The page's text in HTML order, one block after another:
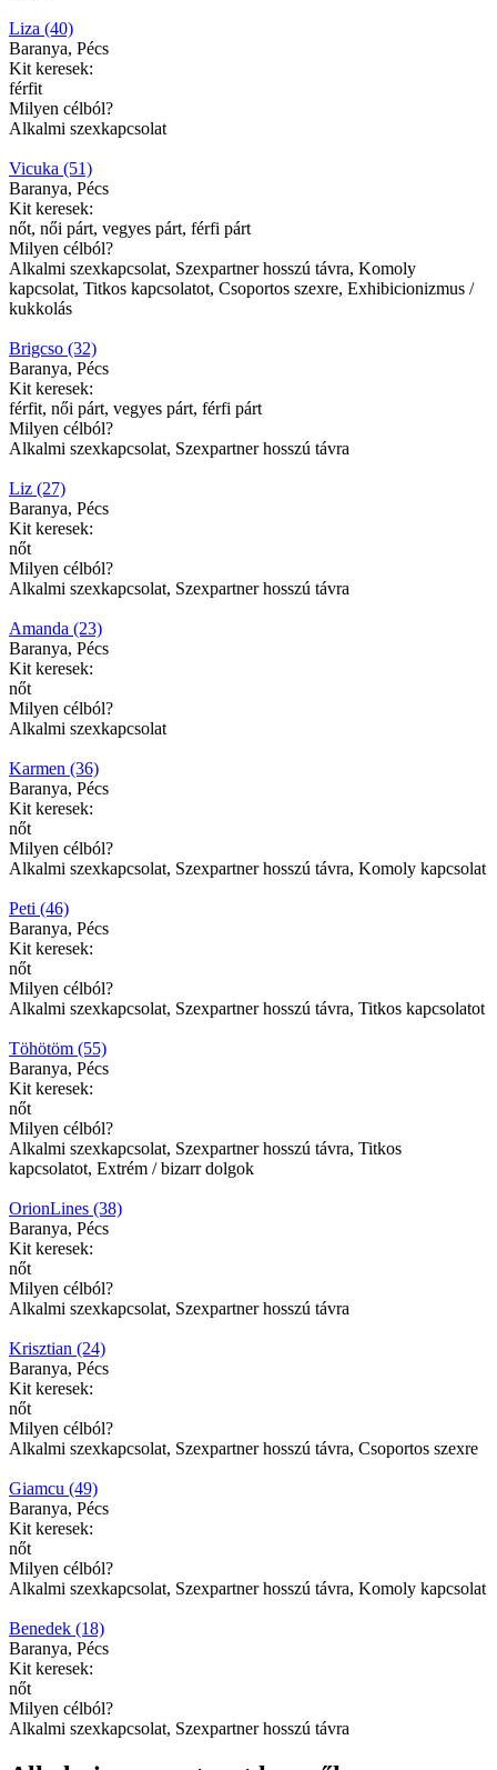
Liza (40)
Baranya, Pécs
Kit keresek:
férfit
Milyen célból?
Alkalmi szexkapcsolat
Vicuka (51)
Baranya, Pécs
Kit keresek:
nőt, női párt, vegyes párt, férfi párt
Milyen célból?
Alkalmi szexkapcsolat, Szexpartner hosszú távra, Komoly
kapcsolat, Titkos kapcsolatot, Csoportos szexre, Exhibicionizmus /
kukkolás
Brigcso (32)
Baranya, Pécs
Kit keresek:
férfit, női párt, vegyes párt, férfi párt
Milyen célból?
Alkalmi szexkapcsolat, Szexpartner hosszú távra
Liz (27)
Baranya, Pécs
Kit keresek:
nőt
Milyen célból?
Alkalmi szexkapcsolat, Szexpartner hosszú távra
Amanda (23)
Baranya, Pécs
Kit keresek:
nőt
Milyen célból?
Alkalmi szexkapcsolat
Karmen (36)
Baranya, Pécs
Kit keresek:
nőt
Milyen célból?
Alkalmi szexkapcsolat, Szexpartner hosszú távra, Komoly kapcsolat
Peti (46)
Baranya, Pécs
Kit keresek:
nőt
Milyen célból?
Alkalmi szexkapcsolat, Szexpartner hosszú távra, Titkos kapcsolatot
Töhötöm (55)
Baranya, Pécs
Kit keresek:
nőt
Milyen célból?
Alkalmi szexkapcsolat, Szexpartner hosszú távra, Titkos
kapcsolatot, Extrém / bizarr dolgok
OrionLines (38)
Baranya, Pécs
Kit keresek:
nőt
Milyen célból?
Alkalmi szexkapcsolat, Szexpartner hosszú távra
Krisztian (24)
Baranya, Pécs
Kit keresek:
nőt
Milyen célból?
Alkalmi szexkapcsolat, Szexpartner hosszú távra, Csoportos szexre
Giamcu (49)
Baranya, Pécs
Kit keresek:
nőt
Milyen célból?
Alkalmi szexkapcsolat, Szexpartner hosszú távra, Komoly kapcsolat
Benedek (18)
Baranya, Pécs
Kit keresek:
nőt
Milyen célból?
Alkalmi szexkapcsolat, Szexpartner hosszú távra